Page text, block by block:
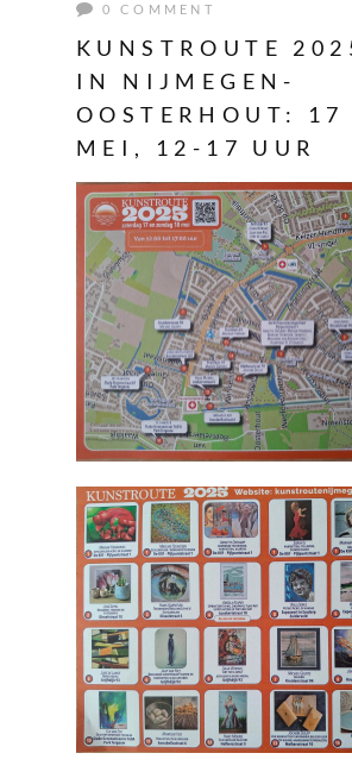
0 COMMENT
KUNSTROUTE
IN NIJMEGEN-
OOSTERHOUT: 17
MEI, 12-17 UUR